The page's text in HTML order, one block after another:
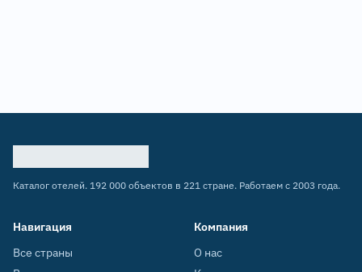
Каталог отелей. 192 000 объектов в 221 стране. Работаем с 2003 года.
Навигация
Все страны
Компания
О нас